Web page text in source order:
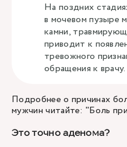
На поздних
в мочевом пузыре
камни,
приводит к
тревожного
обращения к врачу.
Подробнее о причинах
мужчин читайте: "Боль
Это точно аденома?